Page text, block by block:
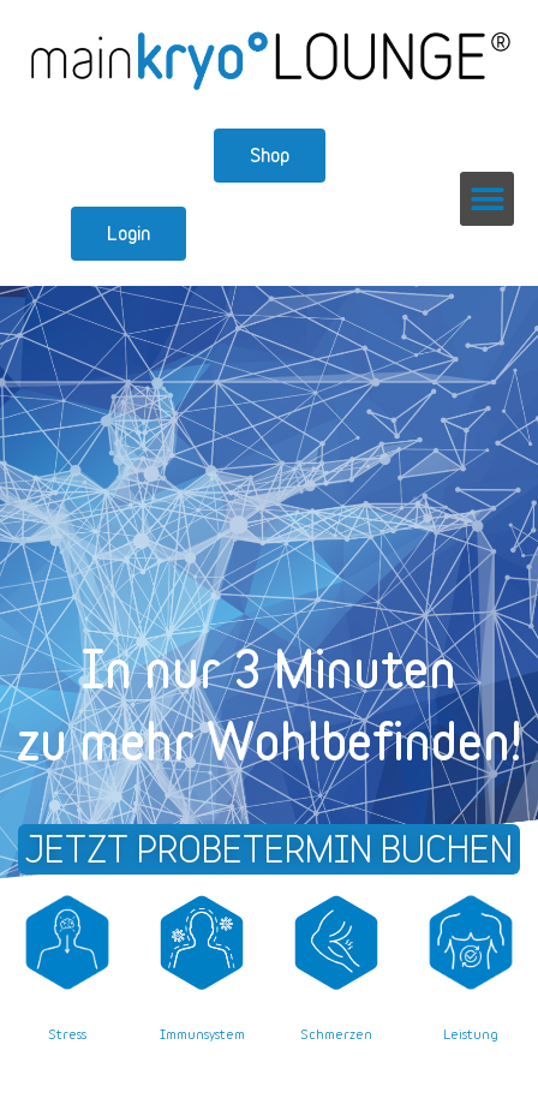
Shop
Login
In nur 3 Minuten
zu mehr Wohl­befinden!
JETZT PROBETERMIN BUCHEN
Stress Immunsystem Schmerzen Leistung